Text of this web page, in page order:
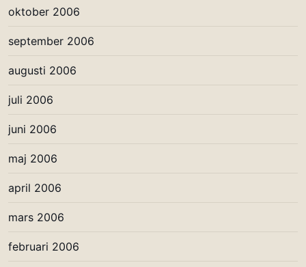
oktober 2006
september 2006
augusti 2006
juli 2006
juni 2006
maj 2006
april 2006
mars 2006
februari 2006